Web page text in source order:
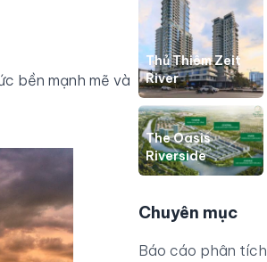
bền mạnh mẽ và
Thủ Thiêm Zeit
River
The Oasis
Riverside
Chuyên mục
Báo cáo phân tích